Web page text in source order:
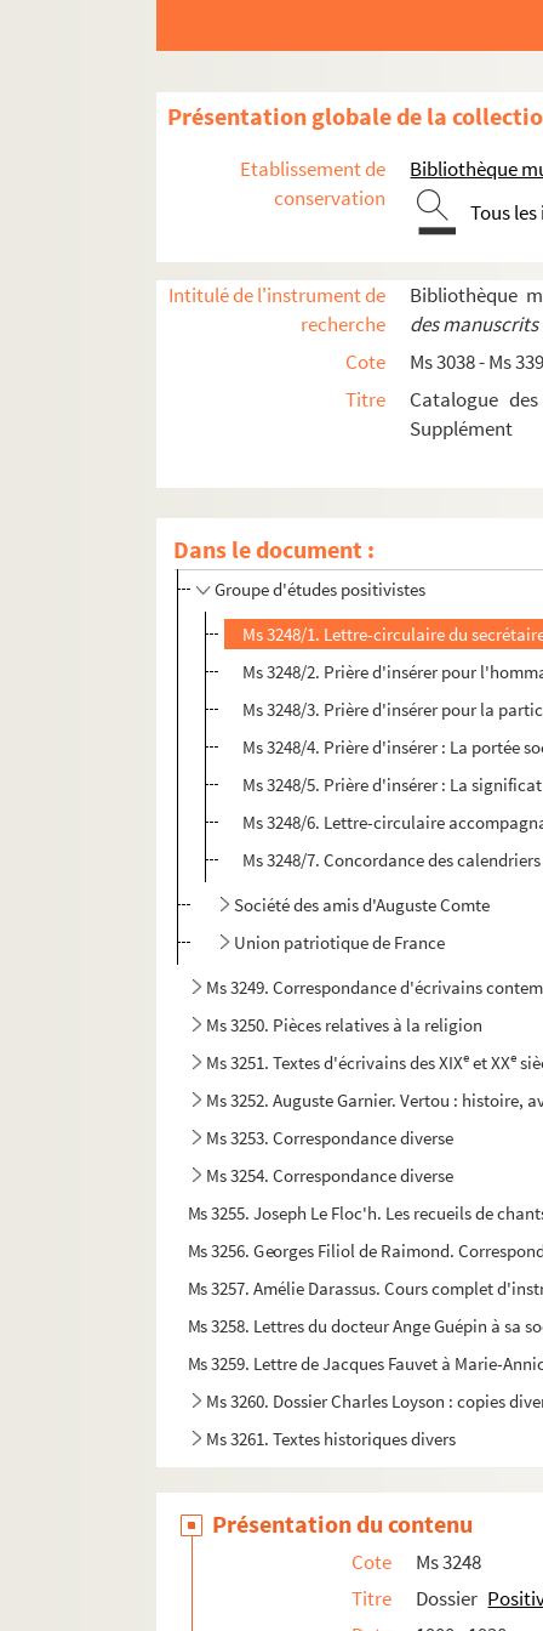
Présentation globale de la
Etablissement de
conservation
Bibliothèque
Tous
Intitulé de l'instrument de
recherche
Bibliothèque
des
Cote
Ms 3038 - Ms
Titre
Catalogue
Supplément
Dans le document :
Ms 3217/4. Lettre de Luc-Olivier Merson
Ms 3217/5. Le Sublime, comédie en un acte
Ms 3217/6. Lettre de Louis Prosper Lofficial au
Ms 3217/7. Ex libris Dobrée
Ms 3217/8. Chanson
Ms 3218. Pièces diverses du 19esiècle
Ms 3219. Pièces diverses du 20
Ms 3220 - 3242. Fonds Paul Caillaud
Ms 3243. Emile Boissier. Oeuvres poétiques
Ms 3244. Dossier Dominique Caillé.
Ms 3245. Eugène Lambert. Théâtre
Ms 3248. Dossier Positivisme
Groupe d'études positivistes
Ms 3248/1. Lettre-circulaire du
Ms 3248/2. Prière d'insérer pour
Ms 3248/3. Prière d'insérer pour la
Ms 3248/4. Prière d'insérer : La portée
Ms 3248/5. Prière d'insérer : La
Ms 3248/6. Lettre-circulaire
Ms 3248/7. Concordance des
Société des amis d'Auguste Comte
Union patriotique de France
Ms 3249. Correspondance d'écrivains
Ms 3250. Pièces relatives à la religion
Ms 3251. Textes d'écrivains des XIXe et XXe
Ms 3252. Auguste Garnier. Vertou : histoire,
Ms 3253. Correspondance diverse
Ms 3254. Correspondance diverse
Ms 3255. Joseph Le Floc'h. Les recueils de
Ms 3256. Georges Filiol de Raimond.
Ms 3257. Amélie Darassus. Cours complet
Ms 3258. Lettres du docteur Ange Guépin à sa
Ms 3259. Lettre de Jacques Fauvet à Marie-
Ms 3260. Dossier Charles Loyson : copies
Ms 3261. Textes historiques divers
Ms 3263. Documents concernant la famille
Ms 3264. Lettres diverses des 19
et 20
Ms 3265. Documents sur la Chouannerie et
Présentation du contenu
Cote
Ms 3248
Titre
Dossier